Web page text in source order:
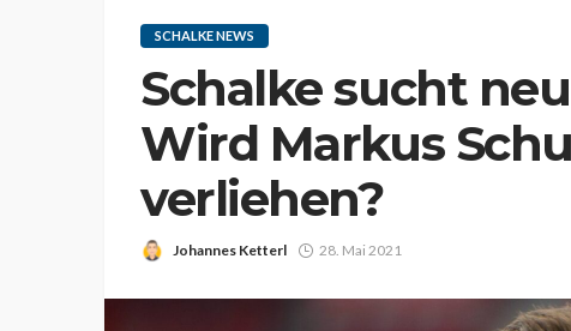
SCHALKE NEWS
Schalke sucht
Wird Markus
verliehen?
Johannes Ketterl 28. Mai 2021